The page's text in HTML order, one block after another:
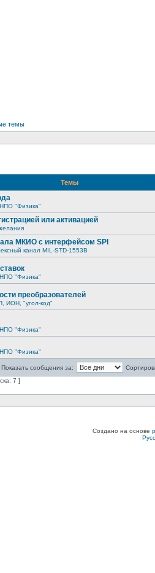
темы
Темы
"Физика"
или активацией
МКИО с интерфейсом SPI
канал MIL-STD-1553B
"Физика"
преобразователей
ИОН, "угол-код"
"Физика"
"Физика"
Показать сообщения за:
7 ]
Создано на основе